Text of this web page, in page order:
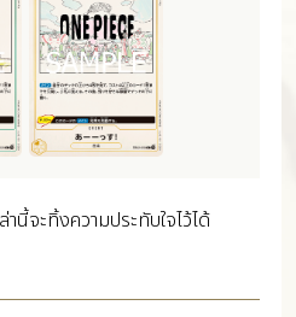
นี้จะทิ้งความประทับใจไว้ได้